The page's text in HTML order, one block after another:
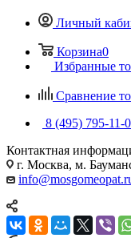
Личный
Корзина0
Избранные
Сравнение
8 (495) 795-11-
Контактная
г. Москва, м.